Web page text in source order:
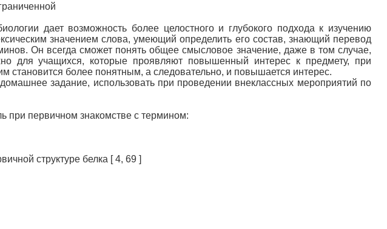
дает возможность более целостного и глубокого подхода к изучению
значением слова, умеющий определить его состав, знающий перевод
Он всегда сможет понять общее смысловое значение, даже в том случае,
для учащихся, которые проявляют повышенный интерес к предмету, при
становится более понятным, а следовательно, и повышается интерес.
задание, использовать при проведении внеклассных мероприятий по
при первичном знакомстве с термином:
структуре белка [ 4, 69 ]